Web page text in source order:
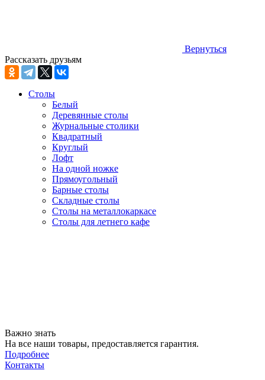
Вернуться
Рассказать друзьям
Столы
Белый
Деревянные столы
Журнальные столики
Квадратный
Круглый
Лофт
На одной ножке
Прямоугольный
Барные столы
Складные столы
Столы на металлокаркасе
Столы для летнего кафе
Важно знать
На все наши товары, предоставляется гарантия.
Подробнее
Контакты